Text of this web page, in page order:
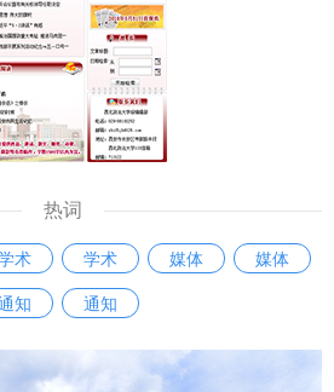
topi/1/404601.html 【华商
年全国年会在西安召开
2025/1125/1889342.shtml
热词
术 学术 媒体
媒体
知 通知